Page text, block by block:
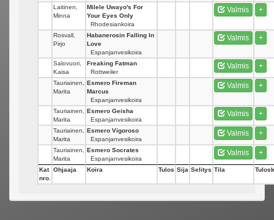
Laitinen,
Minna
Milele Uwayo's For
Your Eyes Only
Rhodesiankoira
Valmis +
Rosvall,
Pirjo
Habanerosin Falling In
Love
Espanjanvesikoira
Valmis +
Salovuori,
Kaisa
Freaking Fatman
Rottweiler
Valmis +
Tauriainen,
Marita
Esmero Fireman
Marcus
Espanjanvesikoira
Valmis +
Tauriainen,
Marita
Esmero Geisha
Espanjanvesikoira
Valmis +
Tauriainen,
Marita
Esmero Vigoroso
Espanjanvesikoira
Valmis +
Tauriainen,
Marita
Esmero Socrates
Espanjanvesikoira
Valmis +
Kat
nro.
Ohjaaja Koira Tulos Sija Selitys Tila